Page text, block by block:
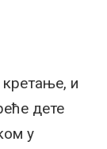
кретање, и
дете
у